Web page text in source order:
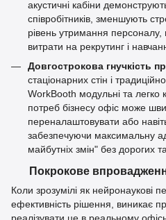
акустичні кабіни
співробітників, зменшують
рівень утримання
витрати на рекрутинг і
Довгострокова гнучкість
стаціонарних стін і
WorkBooth модульні та легко
потреб бізнесу офіс може
переналаштовувати або
забезпечуючи максимальну
майбутніх змін" без дорогих
Покрокове
Коли зрозумілі як нейронаукові
ефективність рішення, виникає